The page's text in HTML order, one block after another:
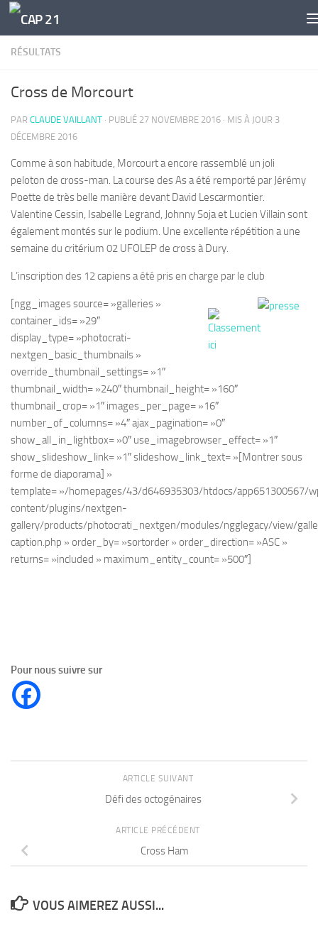
Skip to content
RÉSULTATS
Cross de Morcourt
PAR CLAUDE VAILLANT · PUBLIÉ 27 NOVEMBRE 2016 · MIS À JOUR 3
DÉCEMBRE 2016
Comme à son habitude, Morcourt a encore rassemblé un joli
peloton de cross-man. La course des As a été remporté par Jérémy
Poette de très belle manière devant David Lescarmontier.
Valentine Cessin, Isabelle Legrand, Johnny Soja et Lucien Villain sont
également montés sur le podium. Une excellente répétition a une
semaine du critérium 02 UFOLEP de cross à Dury.
L’inscription des 12 capiens a été pris en charge par le club
[ngg_images source= »galleries »
container_ids= »29″
display_type= »photocrati-
nextgen_basic_thumbnails »
override_thumbnail_settings= »1″
thumbnail_width= »240″ thumbnail_height= »160″
thumbnail_crop= »1″ images_per_page= »16″
number_of_columns= »4″ ajax_pagination= »0″
show_all_in_lightbox= »0″ use_imagebrowser_effect= »1″
show_slideshow_link= »1″ slideshow_link_text= »[Montrer sous
forme de diaporama] »
template= »/homepages/43/d646935303/htdocs/app651300567/
content/plugins/nextgen-
gallery/products/photocrati_nextgen/modules/ngglegacy/view/
caption.php » order_by= »sortorder » order_direction= »ASC »
returns= »included » maximum_entity_count= »500″]
Pour nous suivre sur
ARTICLE SUIVANT
Défi des octogénaires
ARTICLE PRÉCÉDENT
Cross Ham
VOUS AIMEREZ AUSSI...